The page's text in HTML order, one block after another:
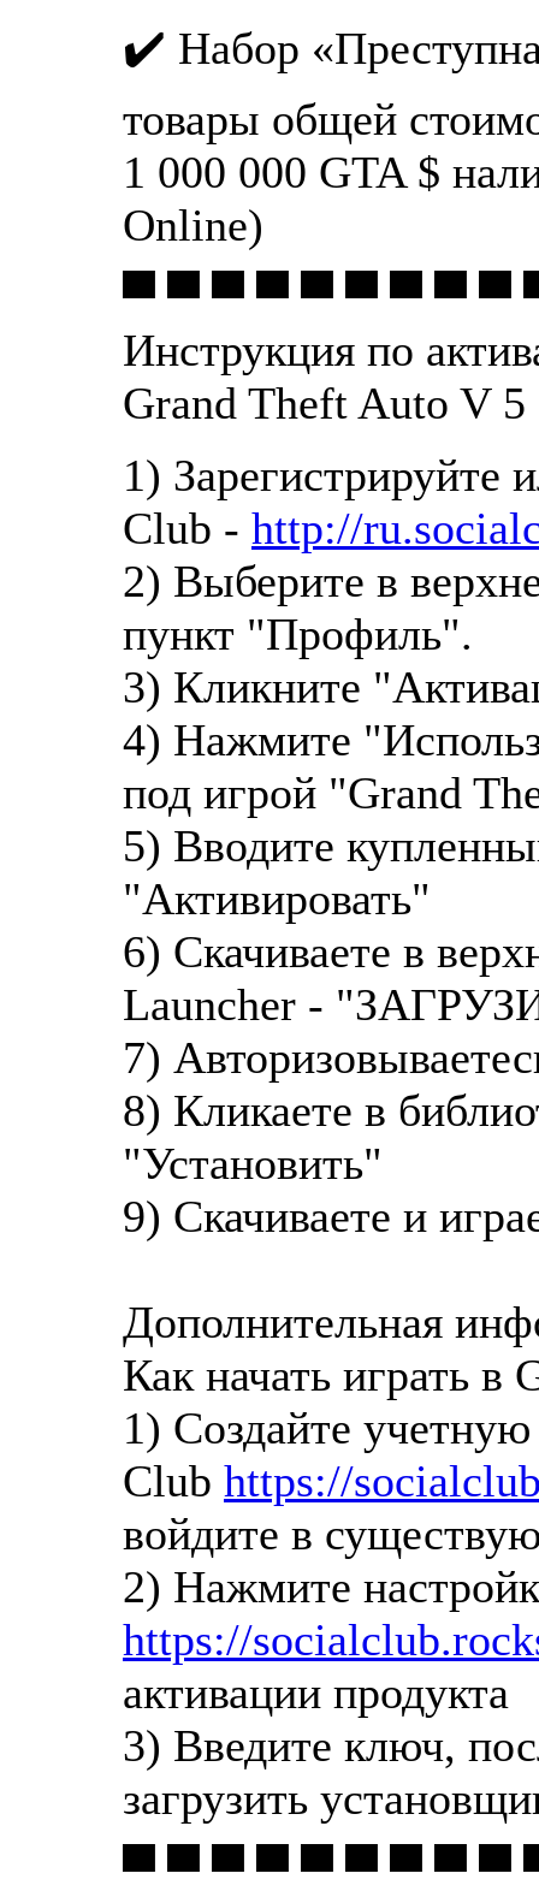
✔️ Набор
товары общей
1 000 000 GTA $
Online)
▀ ▀ ▀ ▀ ▀ ▀ ▀ ▀ ▀
Инструкция по
Grand Theft Auto V
1) Зарегистрируйте
Club - http://
2) Выберите в
пункт "Профиль".
3) Кликните
4) Нажмите
под игрой "Grand
5) Вводите
"Активировать"
6) Скачиваете в
Launcher -
7)
8) Кликаете в
"Установить"
9) Скачиваете и
Дополнительная
Как начать играть в
1) Создайте
Club https://
войдите в
2) Нажмите
https://
активации продукта
3) Введите ключ,
загрузить
▀ ▀ ▀ ▀ ▀ ▀ ▀ ▀ ▀